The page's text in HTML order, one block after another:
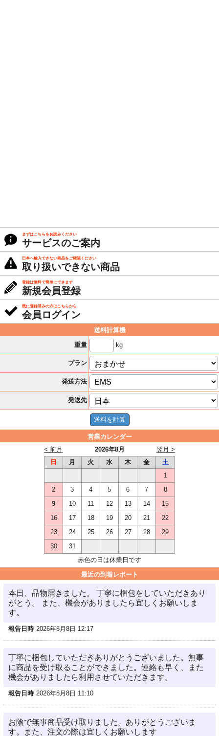
まずはこちらをお読みください
サービスのご案内
日本へ輸入できない商品をご確認ください
取り扱いできない商品
登録は無料で簡単にできます
新規会員登録
既に登録済みの方はこちらから
会員ログイン
送料計算機
重量
kg
プラン
発送方法
発送先
営業カレンダー
2026年8月
< 前月
翌月 >
日
月 火 水 木 金
土
1
2
3 4 5 6 7
8
9
10 11 12 13 14
15
16
17 18 19 20 21
22
23
24 25 26 27 28
29
30
31
赤色の日は休業日です
最近の到着レポート
本日、品物届きました。 丁寧に梱包をしていただきあり
がとう。 また、機会がありましたら宜しくお願いしま
す。
報告日時 2026年8月8日 12:17
丁寧に梱包していただきありがとうございました。無事
に商品を受け取ることができました。連絡も早く、また
機会がありましたら利用させていただきます。
報告日時 2026年8月8日 11:10
お陰で無事商品受け取りました。ありがとうございま
す。また、注文の際は宜しくお願いします